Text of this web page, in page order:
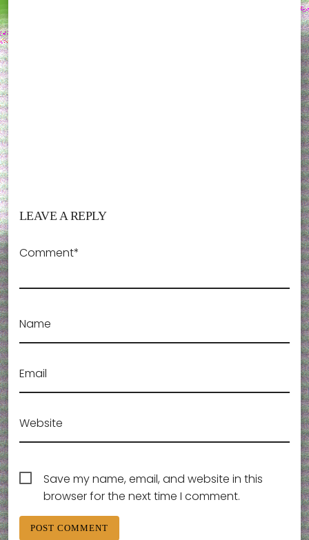
LEAVE A REPLY
Comment*
Name
Email
Website
Save my name, email, and website in this
browser for the next time I comment.